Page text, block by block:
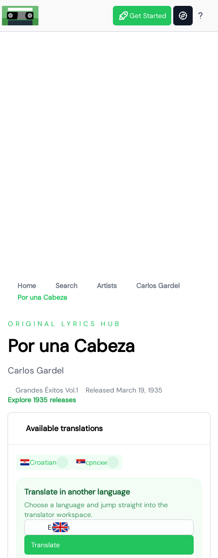
Get Started
Home Search Artists
Carlos Gardel
Por una Cabeza
ORIGINAL LYRICS HUB
Por una Cabeza
Carlos Gardel
Grandes Éxitos Vol.1
Released March 19, 1935
Explore 1935 releases
Available translations
Croatian српски
Translate in another language
Choose a language and jump straight into the
translator workspace.
English
Translate